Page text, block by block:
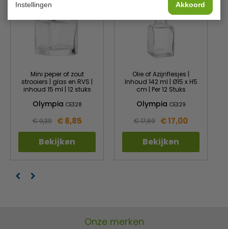
Instellingen Akkoord
Mini peper of zout
strooiers | glas en RVS |
inhoud 15 ml | 12 stuks
Olympia CE328
€ 9,39 € 8,85
Bekijken
Olie of Azijnflesjes |
Inhoud 142 ml | Ø15 x H5
cm | Per 12 Stuks
Olympia CE329
€ 17,69 € 17,00
Bekijken
Onze merken